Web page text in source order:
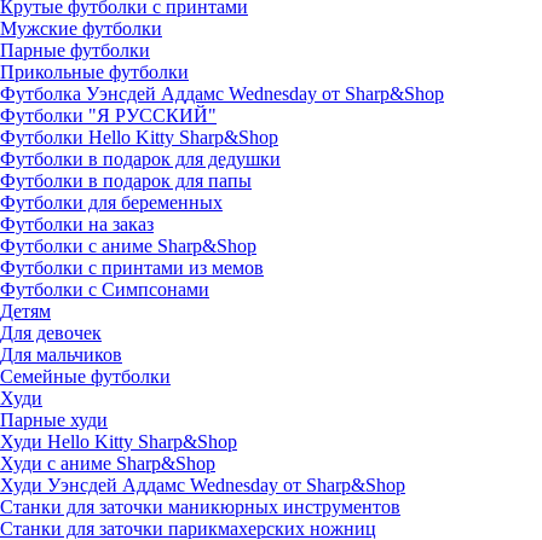
Крутые футболки с принтами
Мужские футболки
Парные футболки
Прикольные футболки
Футболка Уэнсдей Аддамс Wednesday от Sharp&Shop
Футболки "Я РУССКИЙ"
Футболки Hello Kitty Sharp&Shop
Футболки в подарок для дедушки
Футболки в подарок для папы
Футболки для беременных
Футболки на заказ
Футболки с аниме Sharp&Shop
Футболки с принтами из мемов
Футболки с Симпсонами
Детям
Для девочек
Для мальчиков
Семейные футболки
Худи
Парные худи
Худи Hello Kitty Sharp&Shop
Худи с аниме Sharp&Shop
Худи Уэнсдей Аддамс Wednesday от Sharp&Shop
Станки для заточки маникюрных инструментов
Станки для заточки парикмахерских ножниц